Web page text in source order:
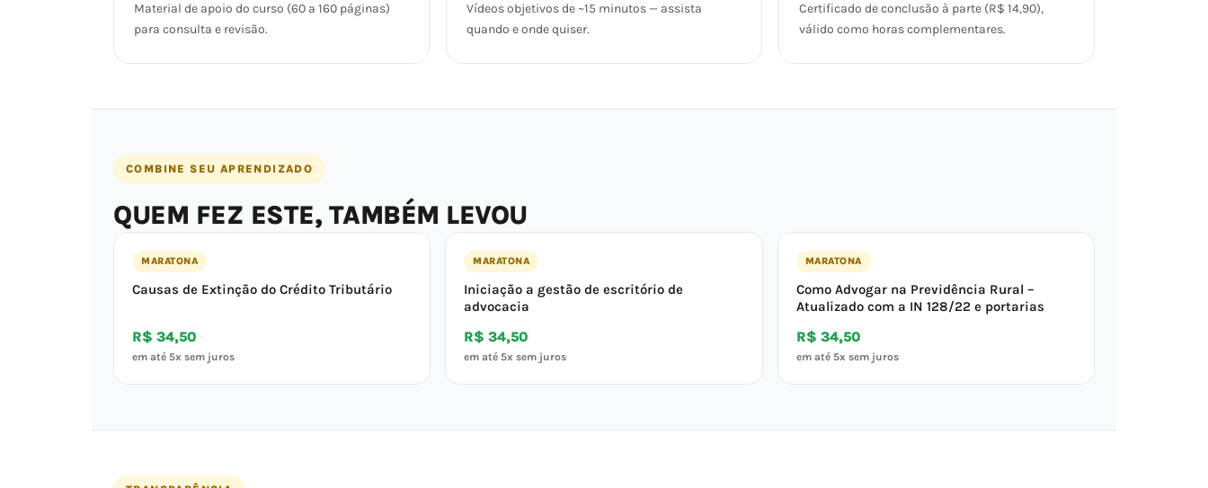
Material de apoio do curso (60 a 160 páginas)
para consulta e revisão.
Vídeos objetivos de ~15 minutos — assista
quando e onde quiser.
Certificado de conclusão à parte (R$ 14,90),
válido como horas complementares.
COMBINE SEU APRENDIZADO
QUEM FEZ ESTE, TAMBÉM LEVOU
MARATONA
Causas de Extinção do Crédito Tributário
R$ 34,50
em até 5x sem juros
MARATONA
Iniciação a gestão de escritório de
advocacia
R$ 34,50
em até 5x sem juros
MARATONA
Como Advogar na Previdência Rural –
Atualizado com a IN 128/22 e portarias
R$ 34,50
em até 5x sem juros